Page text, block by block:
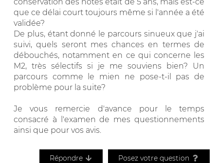
que ce délai court toujours même si l'année a été
validée?
De plus, étant donné le parcours sinueux que j'ai
suivi, quels seront mes chances en termes de
débouchés, notamment en ce qui concerne les
M2, très sélectifs si je me souviens bien? Un
parcours comme le mien ne pose-t-il pas de
problème pour la suite?
Je vous remercie d'avance pour le temps
consacré à l'examen de mes questionnements
ainsi que pour vos avis.
Répondre Posez votre question